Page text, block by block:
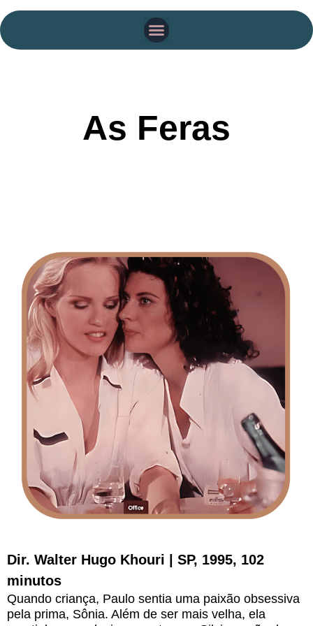
As Feras
Dir. Walter Hugo Khouri | SP, 1995, 102
minutos
Quando criança, Paulo sentia uma paixão obsessiva
pela prima, Sônia. Além de ser mais velha, ela